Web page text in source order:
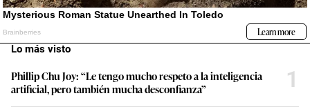
Lo más visto
Phillip Chu Joy: “Le tengo mucho respeto a la inteligencia
artificial, pero también mucha desconfianza”
1